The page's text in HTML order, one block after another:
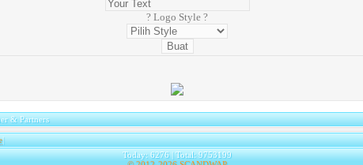
? Logo Style ?
& Partners
|
Today: 6276 | Total: 9753199